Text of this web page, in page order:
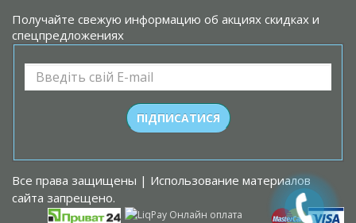
Получайте свежую информацию об акциях скидках и
спецпредложениях
Все права защищены | Использование материалов
сайта запрещено.